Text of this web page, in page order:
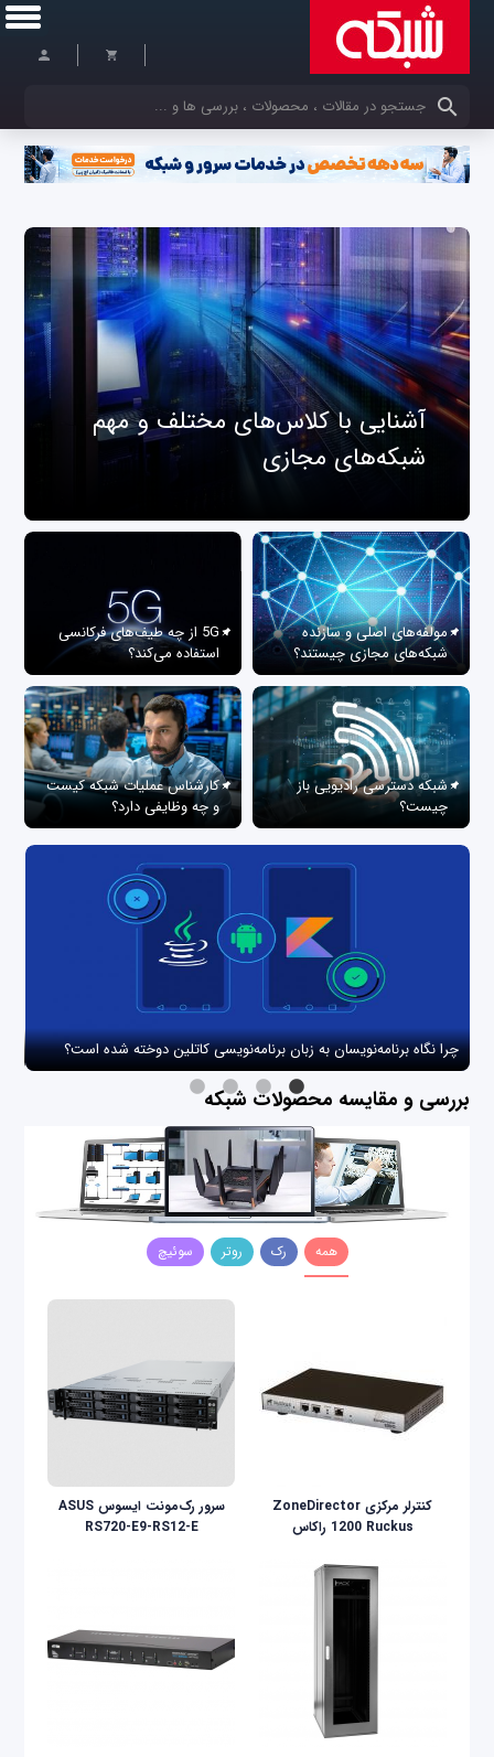
کلمات کلیدی خود را وارد کنید
آشنایی با کلاس‌های مختلف و مهم
شبکه‌های مجازی
مولفه‌های اصلی و سازنده
شبکه‌های مجازی چیستند؟
5G از چه طیف‌های فرکانسی
استفاده می‌کند؟
شبکه دسترسی رادیویی باز
چیست؟
کارشناس عملیات شبکه کیست
و چه وظایفی دارد؟
چرا نگاه برنامه‌نویسان به زبان برنامه‌نویسی کاتلین دوخته شده است؟
بررسی و مقایسه محصولات شبکه
همه رک روتر سوئیچ
کنترلر مرکزی ZoneDirector
1200 Ruckus راکاس
سرور رک‌مونت ایسوس ASUS
RS720-E9-RS12-E